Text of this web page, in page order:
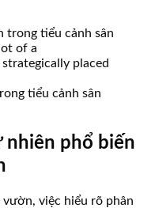
tiểu cảnh sân
nhiên phổ biến
việc hiểu rõ phân